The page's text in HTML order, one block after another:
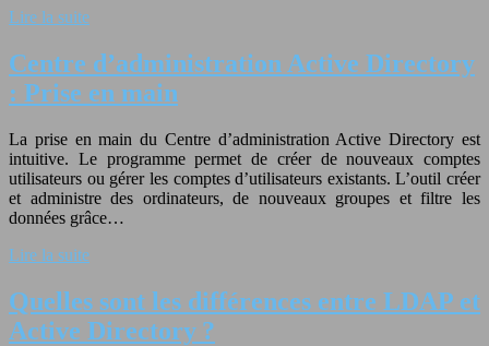
Lire la suite
Centre d’administration Active Directory
: Prise en main
La prise en main du Centre d’administration Active Directory est
intuitive. Le programme permet de créer de nouveaux comptes
utilisateurs ou gérer les comptes d’utilisateurs existants. L’outil créer
et administre des ordinateurs, de nouveaux groupes et filtre les
données grâce…
Lire la suite
Quelles sont les différences entre LDAP et
Active Directory ?